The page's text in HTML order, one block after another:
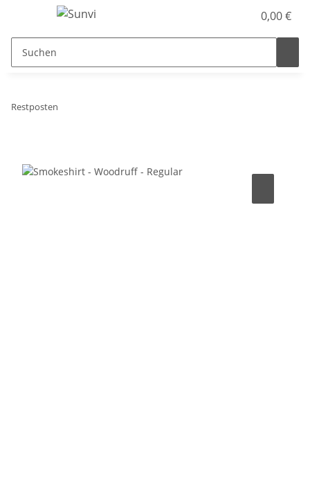
0,00 €
Restposten